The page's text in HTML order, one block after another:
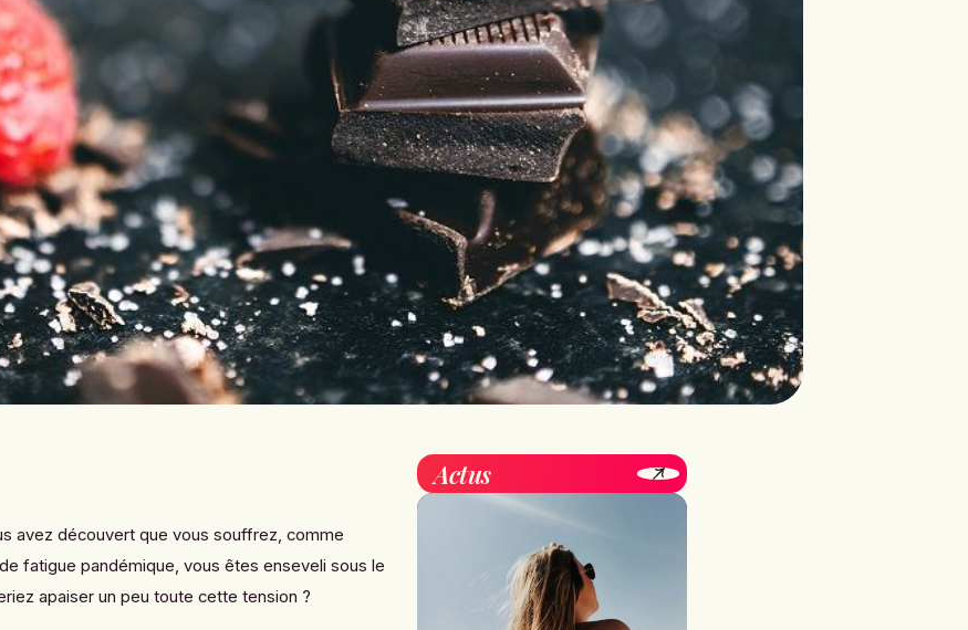
avez découvert que vous souffrez, comme
fatigue pandémique, vous êtes enseveli sous le
apaiser un peu toute cette tension ?
Actus